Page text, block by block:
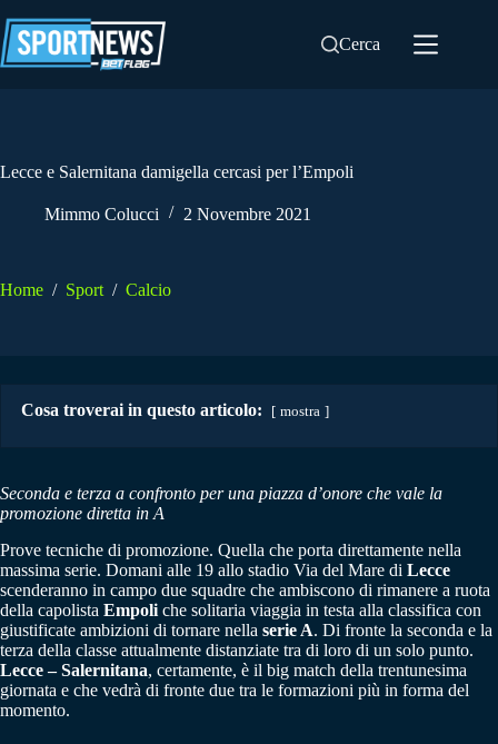
al
contenuto
Cerca
Lecce e Salernitana damigella cercasi per l’Empoli
Mimmo Colucci 2 Novembre 2021
Home / Sport / Calcio
Cosa troverai in questo articolo: mostra
Seconda e terza a confronto per una piazza d’onore che vale la
promozione diretta in A
Prove tecniche di promozione. Quella che porta direttamente nella
massima serie. Domani alle 19 allo stadio Via del Mare di Lecce
scenderanno in campo due squadre che ambiscono di rimanere a ruota
della capolista Empoli che solitaria viaggia in testa alla classifica con
giustificate ambizioni di tornare nella serie A. Di fronte la seconda e la
terza della classe attualmente distanziate tra di loro di un solo punto.
Lecce – Salernitana, certamente, è il big match della trentunesima
giornata e che vedrà di fronte due tra le formazioni più in forma del
momento.